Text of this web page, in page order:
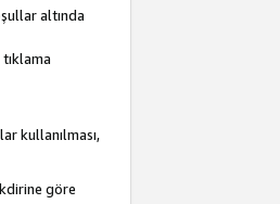
altında
kullanılması,
göre